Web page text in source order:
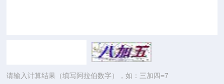
请输入计算结果（填写阿拉伯数字），如：三加四=7